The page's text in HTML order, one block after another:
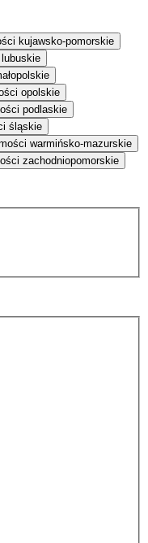
kujawsko-pomorskie
opolskie
podlaskie
śląskie
warmińsko-mazurskie
zachodniopomorskie